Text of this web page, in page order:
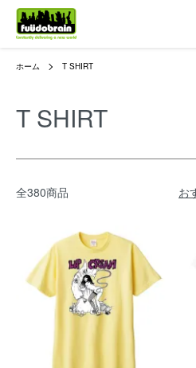
ホーム T SHIRT
T SHIRT
全380商品 お